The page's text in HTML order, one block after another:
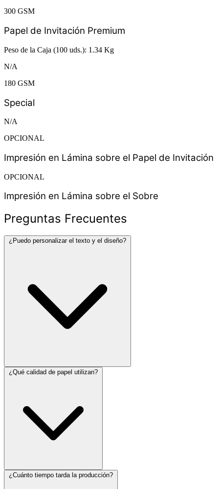
300 GSM
Papel de Invitación Premium
Peso de la Caja (100 uds.): 1.34 Kg
N/A
180 GSM
Special
N/A
OPCIONAL
Impresión en Lámina sobre el Papel de Invitación
OPCIONAL
Impresión en Lámina sobre el Sobre
Preguntas Frecuentes
¿Puedo personalizar el texto y el diseño?
¿Qué calidad de papel utilizan?
¿Cuánto tiempo tarda la producción?